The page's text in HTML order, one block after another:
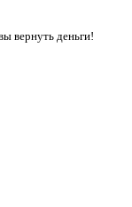
вернуть деньги!